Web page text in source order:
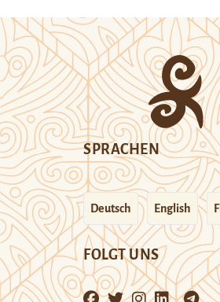
SPRACHEN
Deutsch English
FOLGT UNS